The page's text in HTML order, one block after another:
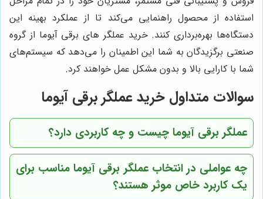
استفاده از محصول راهنمایی می‌کند تا از عملکرد بهینه این
دستگاه‌ها بهره‌برداری کنند. خرید عملگر های برقی آیوما از گروه
صنعتی برگزیدگان به شما این اطمینان را می‌دهد که سیستم‌های
شما با کارایی بالا و بدون مشکل عمل خواهند کرد.
سوالات متداول خرید عملگر برقی آیوما
عملگر برقی آیوما چیست و چه کاربردی دارد؟
چه عواملی در انتخاب عملگر برقی آیوما مناسب برای
یک کاربرد خاص موثر هستند؟